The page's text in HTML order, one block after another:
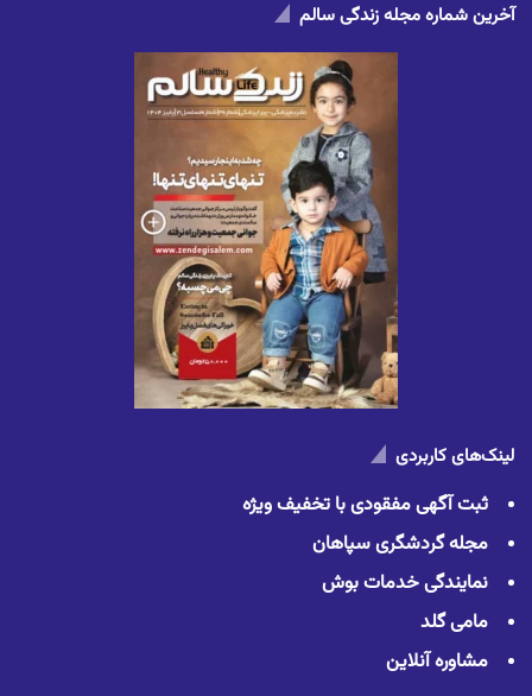
آخرین شماره مجله زندگی سالم
لینک‌های کاربردی
ثبت آگهی مفقودی با تخفیف ویژه
مجله گردشگری سپاهان
نمایندگی خدمات بوش
مامی گلد
مشاوره آنلاین